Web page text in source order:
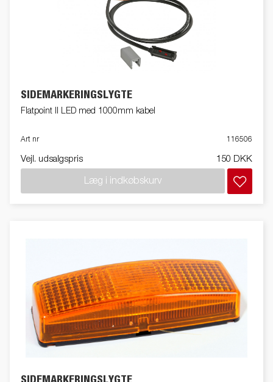
SIDEMARKERINGSLYGTE
Flatpoint II LED med 1000mm kabel
Art nr 116506
Vejl. udsalgspris 150 DKK
Læg i indkøbskurv